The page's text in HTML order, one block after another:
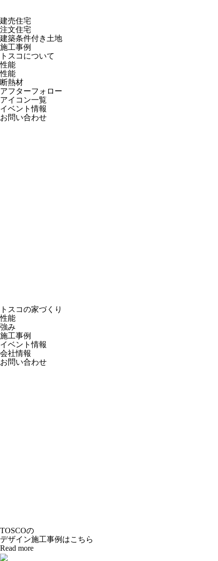
建売住宅
注文住宅
建築条件付き土地
施工事例
トスコについて
性能
性能
断熱材
アフターフォロー
アイコン一覧
イベント情報
お問い合わせ
トスコの家づくり
性能
強み
施工事例
イベント情報
会社情報
お問い合わせ
TOSCOの
デザイン施工事例はこちら
Read more